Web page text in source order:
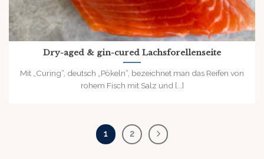
Dry-aged & gin-cured Lachsforellenseite
Mit „Curing“, deutsch „Pökeln“, bezeichnet man das Reifen von
rohem Fisch mit Salz und [...]
1 2